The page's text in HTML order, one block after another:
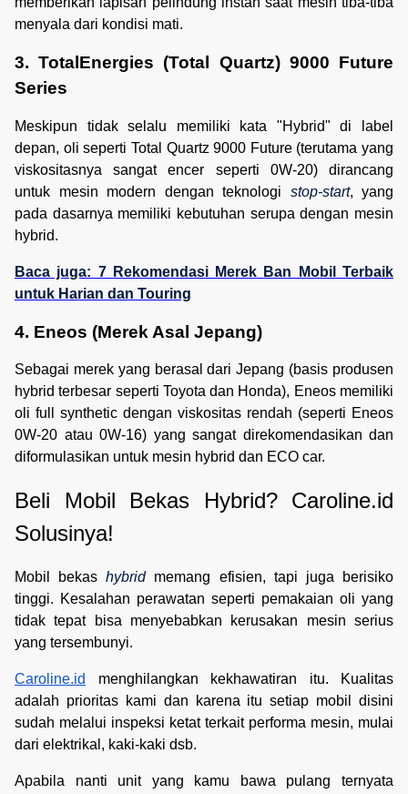
menyala dari kondisi mati.
3. TotalEnergies (Total Quartz) 9000 Future
Series
Meskipun tidak selalu memiliki kata "Hybrid" di label
depan, oli seperti Total Quartz 9000 Future (terutama yang
viskositasnya sangat encer seperti 0W-20) dirancang
untuk mesin modern dengan teknologi stop-start, yang
pada dasarnya memiliki kebutuhan serupa dengan mesin
hybrid.
Baca juga: 7 Rekomendasi Merek Ban Mobil Terbaik
untuk Harian dan Touring
4. Eneos (Merek Asal Jepang)
Sebagai merek yang berasal dari Jepang (basis produsen
hybrid terbesar seperti Toyota dan Honda), Eneos memiliki
oli full synthetic dengan viskositas rendah (seperti Eneos
0W-20 atau 0W-16) yang sangat direkomendasikan dan
diformulasikan untuk mesin hybrid dan ECO car.
Beli Mobil Bekas Hybrid? Caroline.id
Solusinya!
Mobil bekashybrid memang efisien, tapi juga berisiko
tinggi. Kesalahan perawatan seperti pemakaian oli yang
tidak tepat bisa menyebabkan kerusakan mesin serius
yang tersembunyi.
Caroline.id
menghilangkan kekhawatiran itu. Kualitas
adalah prioritas kami dan karena itu setiap mobil disini
sudah melalui inspeksi ketat terkait performa mesin, mulai
dari elektrikal, kaki-kaki dsb.
Apabila nanti unit yang kamu bawa pulang ternyata